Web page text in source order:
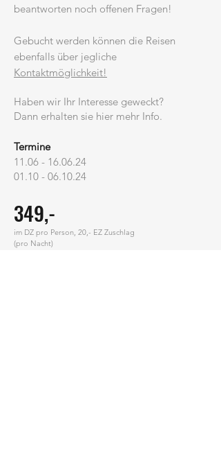
beantworten noch offenen Fragen!
Gebucht werden können die Reisen
ebenfalls über jegliche
Kontaktmöglichkeit!
Haben wir Ihr Interesse geweckt?
Dann erhalten sie hier mehr Info.
Termine
11.06 - 16.06.24
01.10 - 06.10.24
349,-
im DZ pro Person, 20,- EZ Zuschlag
(pro Nacht)